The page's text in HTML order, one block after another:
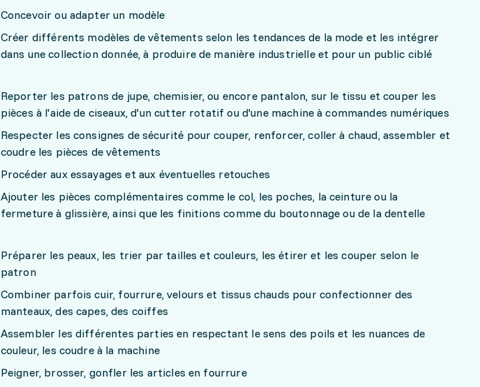
Concevoir ou adapter un modèle
Créer différents modèles de vêtements selon les tendances de la mode et les intégrer
dans une collection donnée, à produire de manière industrielle et pour un public ciblé
Reporter les patrons de jupe, chemisier, ou encore pantalon, sur le tissu et couper les
pièces à l'aide de ciseaux, d'un cutter rotatif ou d'une machine à commandes numériques
Respecter les consignes de sécurité pour couper, renforcer, coller à chaud, assembler et
coudre les pièces de vêtements
Procéder aux essayages et aux éventuelles retouches
Ajouter les pièces complémentaires comme le col, les poches, la ceinture ou la
fermeture à glissière, ainsi que les finitions comme du boutonnage ou de la dentelle
Préparer les peaux, les trier par tailles et couleurs, les étirer et les couper selon le
patron
Combiner parfois cuir, fourrure, velours et tissus chauds pour confectionner des
manteaux, des capes, des coiffes
Assembler les différentes parties en respectant le sens des poils et les nuances de
couleur, les coudre à la machine
Peigner, brosser, gonfler les articles en fourrure